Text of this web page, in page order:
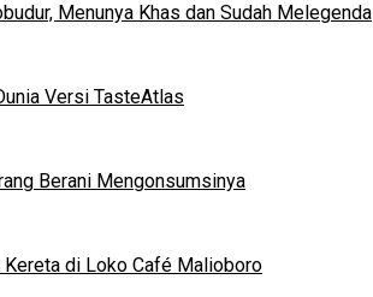
Menunya Khas dan Sudah Melegenda
Versi TasteAtlas
Berani Mengonsumsinya
Kereta di Loko Café Malioboro